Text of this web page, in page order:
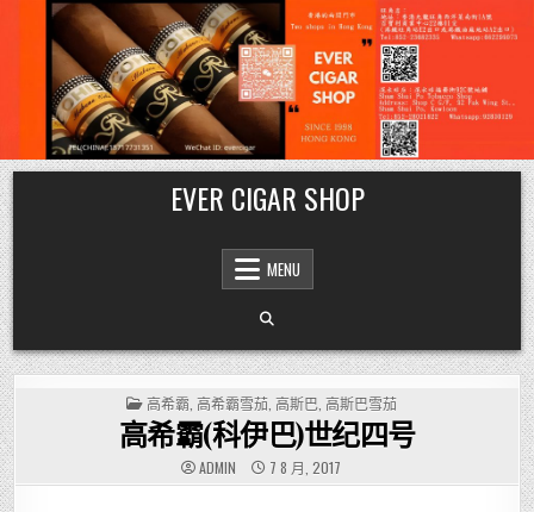
Skip
to
content
EVER CIGAR SHOP
MENU
POSTED
IN
高希霸 高希霸雪茄, 高斯巴, 高斯巴雪茄
高希霸(科伊巴)世纪四号
ADMIN 7 8 月, 2017